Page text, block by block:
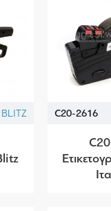
BLITZ C20-2616